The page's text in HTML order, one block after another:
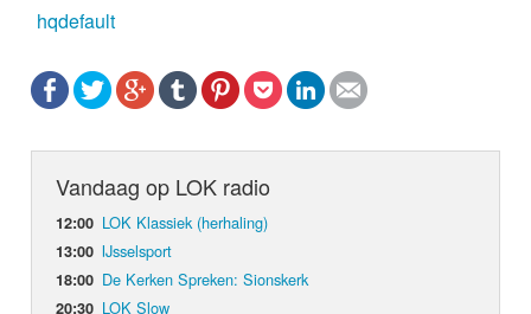
Vandaag op LOK radio
12:00 LOK Klassiek (herhaling)
13:00 IJsselsport
18:00 De Kerken Spreken: Sionskerk
20:30 LOK Slow